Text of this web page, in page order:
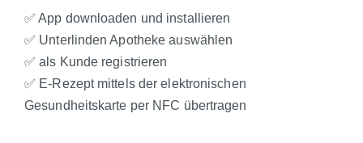
✅ App downloaden und installieren
✅ Unterlinden Apotheke auswählen
✅ als Kunde registrieren
✅ E-Rezept mittels der elektronischen
Gesundheitskarte per NFC übertragen